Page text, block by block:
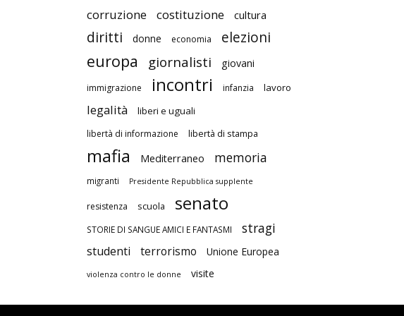
corruzione costituzione cultura
diritti donne economia elezioni
europa giornalisti giovani
immigrazione incontri infanzia lavoro
legalità liberi e uguali
libertà di informazione libertà di stampa
mafia Mediterraneo memoria
migranti Presidente Repubblica supplente
resistenza scuola senato
STORIE DI SANGUE AMICI E FANTASMI stragi
studenti terrorismo Unione Europea
violenza contro le donne visite